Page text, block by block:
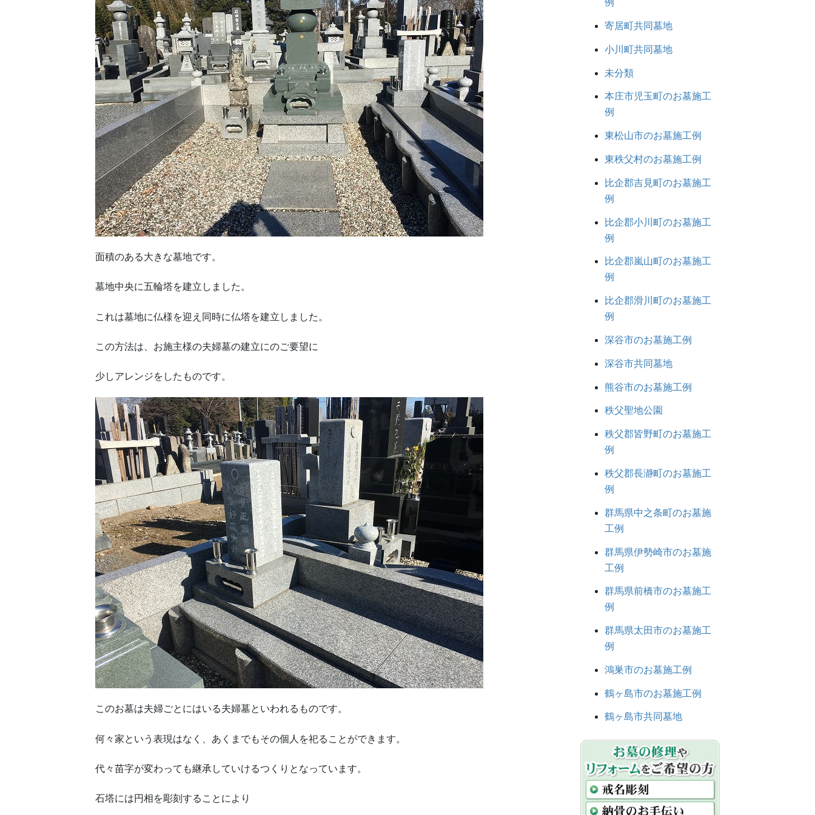
面積のある大きな墓地です。
墓地中央に五輪塔を建立しました。
これは墓地に仏様を迎え同時に仏塔を建立しました。
この方法は、お施主様の夫婦墓の建立にのご要望に
少しアレンジをしたものです。
このお墓は夫婦ごとにはいる夫婦墓といわれるものです。
何々家という表現はなく、あくまでもその個人を祀ることができます。
代々苗字が変わっても継承していけるつくりとなっています。
石塔には円相を彫刻することにより
例
寄居町共同墓地
小川町共同墓地
未分類
本庄市児玉町のお墓施工
例
東松山市のお墓施工例
東秩父村のお墓施工例
比企郡吉見町のお墓施工
例
比企郡小川町のお墓施工
例
比企郡嵐山町のお墓施工
例
比企郡滑川町のお墓施工
例
深谷市のお墓施工例
深谷市共同墓地
熊谷市のお墓施工例
秩父聖地公園
秩父郡皆野町のお墓施工
例
秩父郡長瀞町のお墓施工
例
群馬県中之条町のお墓施
工例
群馬県伊勢崎市のお墓施
工例
群馬県前橋市のお墓施工
例
群馬県太田市のお墓施工
例
鴻巣市のお墓施工例
鶴ヶ島市のお墓施工例
鶴ヶ島市共同墓地